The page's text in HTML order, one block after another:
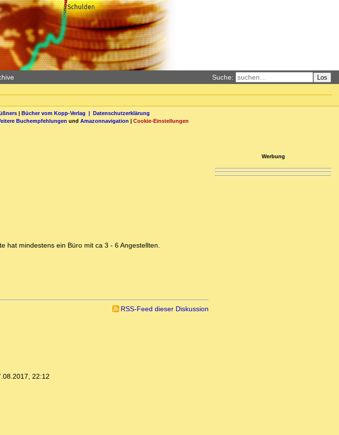
Suche: Los
| Bücher vom Kopp-Verlag | Datenschutzerklärung
Buchempfehlungen und Amazonnavigation | Cookie-Einstellungen
hat mindestens ein Büro mit ca 3 - 6 Angestellten.
RSS-Feed dieser Diskussion
22:12
Werbung